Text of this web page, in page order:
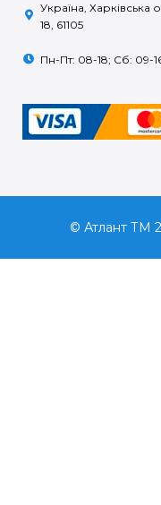
Україна, Харківська
18, 61105
Пн-Пт: 08-18; Сб: 09-
© Атлант ТМ